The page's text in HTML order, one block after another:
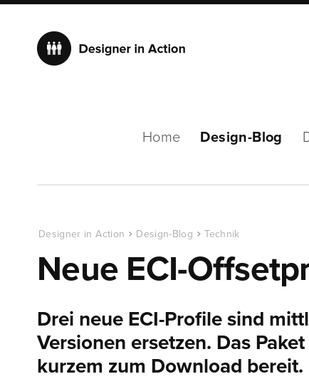
Home Design-Blog
Designer in Action Design-Blog Technik
Neue ECI-
Drei neue ECI-Profile sind
Versionen ersetzen. Das
kurzem zum Download bereit.